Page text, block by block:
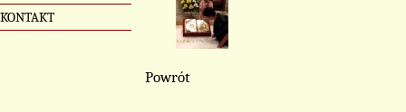
KONTAKT
Powrót